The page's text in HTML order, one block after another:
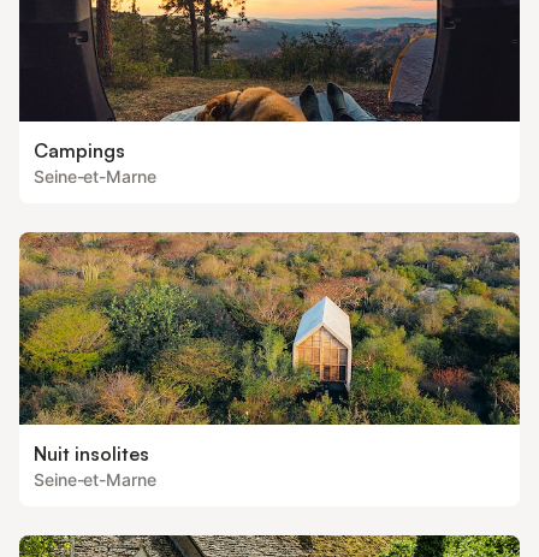
Campings
Seine-et-Marne
Nuit insolites
Seine-et-Marne